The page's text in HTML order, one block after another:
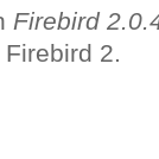
Firebird
Firebird 2.